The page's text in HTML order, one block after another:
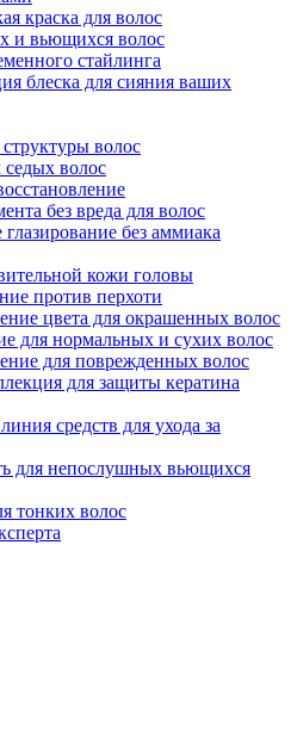
краска для волос
и вьющихся волос
стайлинга
блеска для сияния ваших
волос
волос
без вреда для волос
без аммиака
кожи головы
против перхоти
цвета для окрашенных волос
для нормальных и сухих волос
для поврежденных волос
для защиты кератина
средств для ухода за
для непослушных вьющихся
тонких волос